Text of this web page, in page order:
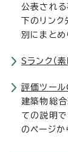
公表される
下のリン
別にまとめ
Sランク（
評価ツー
建築物総
ての説明
のページか